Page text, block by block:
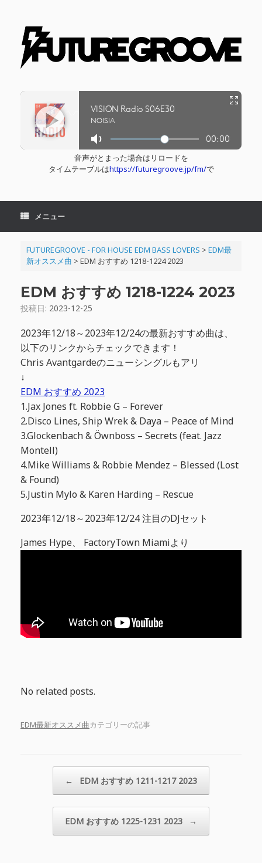
音声がとまった場合はリロードを
タイムテーブルはhttps://futuregroove.jp/fm/で
メニュー
FUTUREGROOVE - FOR HOUSE EDM BASS LOVERS > EDM最
新オススメ曲 > EDM おすすめ 1218-1224 2023
EDM おすすめ 1218-1224 2023
投稿日: 2023-12-25
2023年12/18～2023年12/24の最新おすすめ曲は、
以下のリンクからチェックできます！
Chris Avantgardeのニューシングルもアリ
↓
EDM おすすめ 2023
1.Jax Jones ft. Robbie G – Forever
2.Disco Lines, Ship Wrek & Daya – Peace of Mind
3.Glockenbach & Öwnboss – Secrets (feat. Jazz
Montell)
4.Mike Williams & Robbie Mendez – Blessed (Lost
& Found)
5.Justin Mylo & Karen Harding – Rescue
2023年12/18～2023年12/24 注目のDJセット
James Hype、 FactoryTown Miamiより
No related posts.
EDM最新オススメ曲カテゴリーの記事
← EDM おすすめ 1211-1217 2023
EDM おすすめ 1225-1231 2023 →